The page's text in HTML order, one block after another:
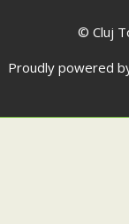
© Cluj
Proudly powered